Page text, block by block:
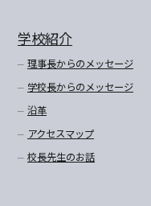
学校紹介
理事長からのメッセージ
学校長からのメッセージ
沿革
アクセスマップ
校長先生のお話